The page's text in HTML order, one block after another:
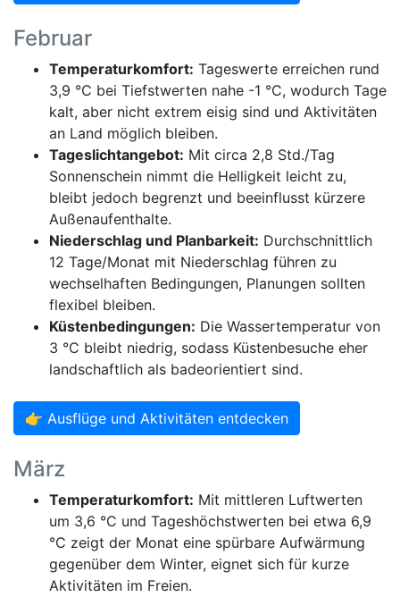
Februar
Temperaturkomfort: Tageswerte erreichen rund
3,9 °C bei Tiefstwerten nahe -1 °C, wodurch Tage
kalt, aber nicht extrem eisig sind und Aktivitäten
an Land möglich bleiben.
Tageslichtangebot: Mit circa 2,8 Std./Tag
Sonnenschein nimmt die Helligkeit leicht zu,
bleibt jedoch begrenzt und beeinflusst kürzere
Außenaufenthalte.
Niederschlag und Planbarkeit: Durchschnittlich
12 Tage/Monat mit Niederschlag führen zu
wechselhaften Bedingungen, Planungen sollten
flexibel bleiben.
Küstenbedingungen: Die Wassertemperatur von
3 °C bleibt niedrig, sodass Küstenbesuche eher
landschaftlich als badeorientiert sind.
👉 Ausflüge und Aktivitäten entdecken
März
Temperaturkomfort: Mit mittleren Luftwerten
um 3,6 °C und Tageshöchstwerten bei etwa 6,9
°C zeigt der Monat eine spürbare Aufwärmung
gegenüber dem Winter, eignet sich für kurze
Aktivitäten im Freien.